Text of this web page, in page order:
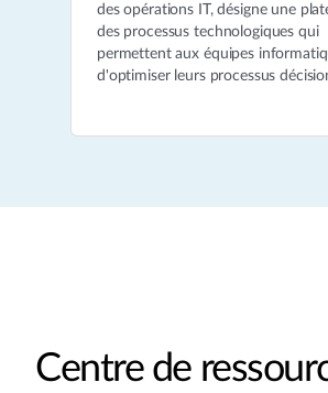
des opérations IT, désigne une
des processus technologiques qui
permettent aux équipes
d'optimiser leurs processus
Centre de